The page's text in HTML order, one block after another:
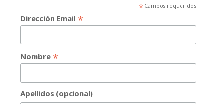
*Campos requeridos
Dirección Email *
Nombre *
Apellidos (opcional)